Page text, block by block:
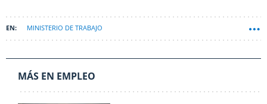
MINISTERIO DE TRABAJO
MÁS EN EMPLEO